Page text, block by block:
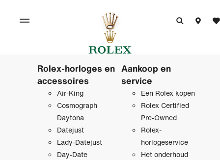
Rolex-horloges en
accessoires
Air-King
Cosmograph
Daytona
Datejust
Lady-Datejust
Day-Date
Aankoop en
service
Een Rolex kopen
Rolex Certified
Pre‑Owned
Rolex-
horlogeservice
Het onderhoud